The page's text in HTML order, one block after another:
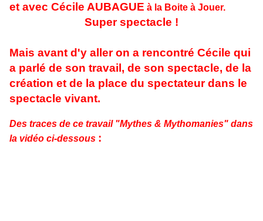
et avec Cécile AUBAGUE à la Boite à Jouer.
Super spectacle !
Mais avant d'y aller on a rencontré Cécile qui
a parlé de son travail, de son spectacle, de la
création et de la place du spectateur dans le
spectacle vivant.
Des traces de ce travail "Mythes & Mythomanies" dans
la vidéo ci-dessous :